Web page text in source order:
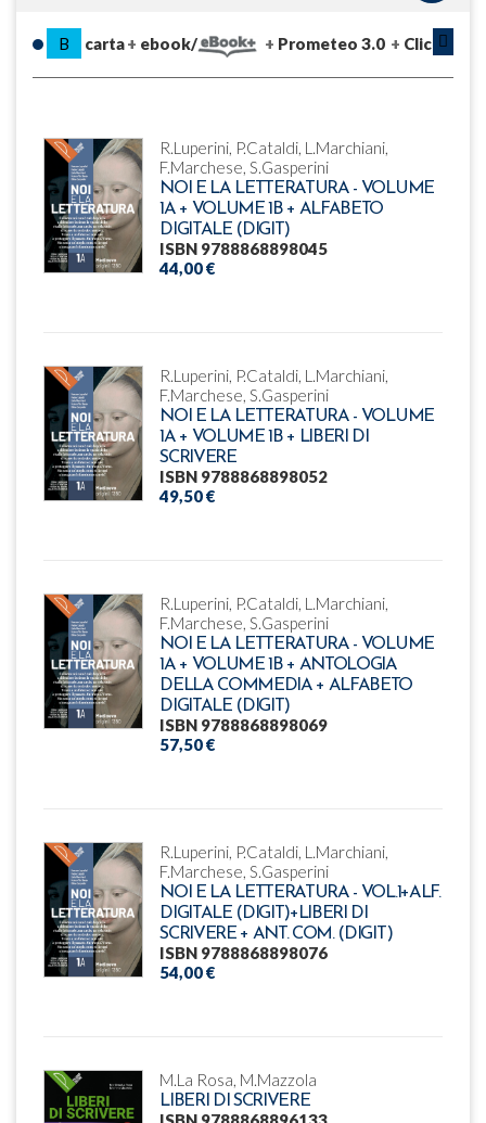
B carta ebook/ Prometeo 3.0 Clic
R.Luperini, P.Cataldi, L.Marchiani,
F.Marchese, S.Gasperini
NOI E LA LETTERATURA - VOLUME
1A + VOLUME 1B + ALFABETO
DIGITALE (DIGIT)
ISBN 9788868898045
44,00 €
R.Luperini, P.Cataldi, L.Marchiani,
F.Marchese, S.Gasperini
NOI E LA LETTERATURA - VOLUME
1A + VOLUME 1B + LIBERI DI
SCRIVERE
ISBN 9788868898052
49,50 €
R.Luperini, P.Cataldi, L.Marchiani,
F.Marchese, S.Gasperini
NOI E LA LETTERATURA - VOLUME
1A + VOLUME 1B + ANTOLOGIA
DELLA COMMEDIA + ALFABETO
DIGITALE (DIGIT)
ISBN 9788868898069
57,50 €
R.Luperini, P.Cataldi, L.Marchiani,
F.Marchese, S.Gasperini
NOI E LA LETTERATURA - VOL.1+ALF.
DIGITALE (DIGIT)+LIBERI DI
SCRIVERE + ANT. COM. (DIGIT)
ISBN 9788868898076
54,00 €
M.La Rosa, M.Mazzola
LIBERI DI SCRIVERE